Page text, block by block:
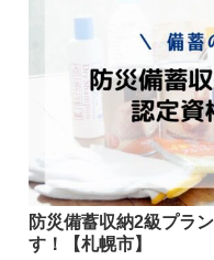
防災備蓄収納2級プラ
す！【札幌市】